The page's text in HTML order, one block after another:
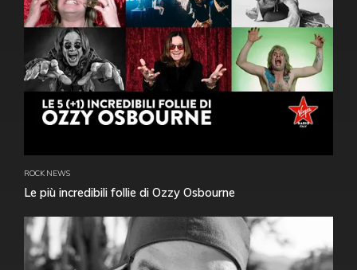
ROCK NEWS
Le più incredibili follie di Ozzy Osbourne